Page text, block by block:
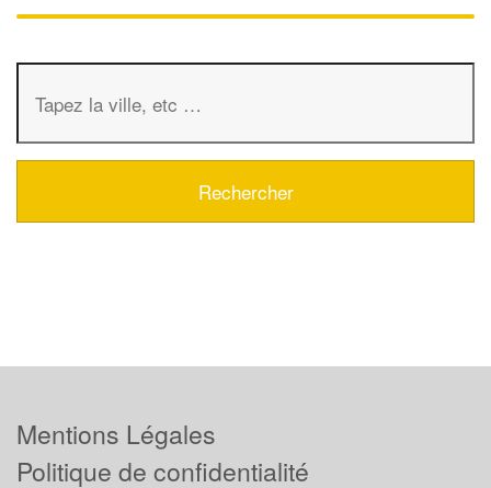
Mentions Légales
Politique de confidentialité